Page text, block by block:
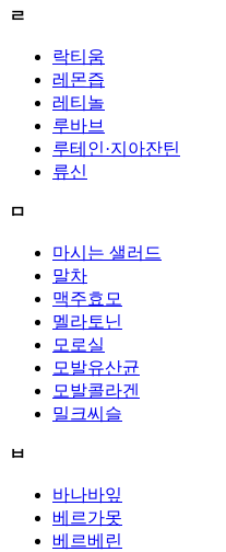
ㄹ
락티움
레몬즙
레티놀
루바브
루테인·지아잔틴
류신
ㅁ
마시는 샐러드
말차
맥주효모
멜라토닌
모로실
모발유산균
모발콜라겐
밀크씨슬
ㅂ
바나바잎
베르가못
베르베린